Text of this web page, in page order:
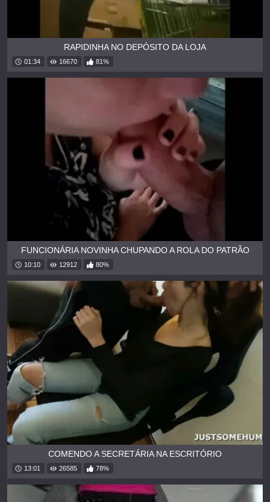
RAPIDINHA NO DEPÓSITO DA LOJA
01:34 16670 81%
FUNCIONÁRIA NOVINHA CHUPANDO A ROLA DO PATRÃO
10:10 12912 80%
COMENDO A SECRETÁRIA NA ESCRITÓRIO
13:01 26585 78%